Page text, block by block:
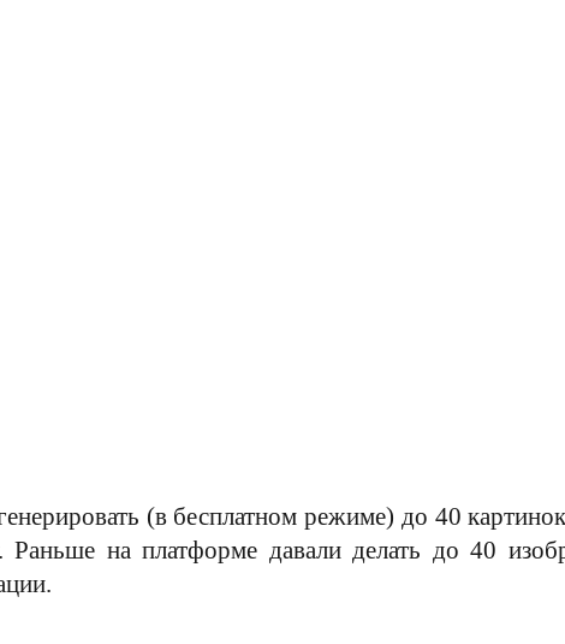
(в бесплатном режиме) до 40
Раньше на платформе давали делать до 40